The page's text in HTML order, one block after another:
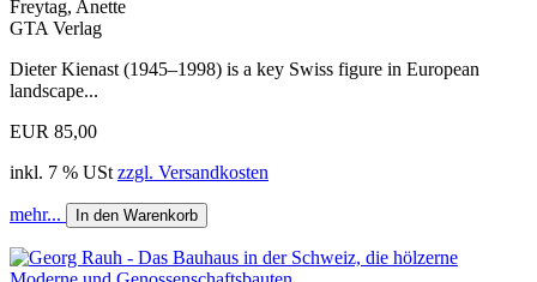
Freytag, Anette
GTA Verlag
Dieter Kienast (1945–1998) is a key Swiss figure in European
landscape...
EUR 85,00
inkl. 7 % USt zzgl. Versandkosten
mehr... In den Warenkorb